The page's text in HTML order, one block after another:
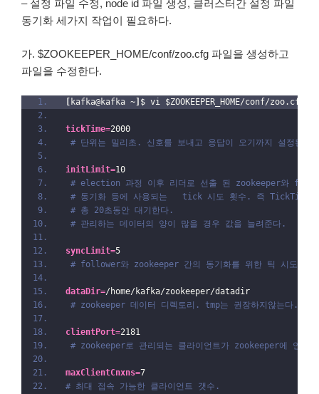
– 설정 파일 수정, node id 파일 생성, 클러스터간 설정 파일
동기화 세가지 작업이 필요하다.
가. $ZOOKEEPER_HOME/conf/zoo.cfg 파일을 생성하고
파일을 수정한다.
kafka@kafka ~ $ vi $ZOOKEEPER_HOME/conf/zoo.cfg
tickTime=2000
# 단위는 밀리초. 신호를 보내고 응답이 오기까지 설정된 시
initLimit=10
# election 과정 이후 리더로 선출 된 zookeeper와
# 동기화 등에 사용되는   tick 시도 횟수. 즉
# 총 20초동안 대기한다.
# 관리하는 데이터의 양이 많을 경우 값을 늘려준다.
syncLimit=5
# follower와 zookeeper 간의 동기화를 위한 틱 시도 횟
dataDir=/home/kafka/zookeeper/datadir
# zookeeper 데이터 디렉토리. tmp는 권장하지않는다.
clientPort=2181
# zookeeper로 관리되는 클라이언트가 zookeeper에 연결
maxClientCnxns=7
# 최대 접속 가능한 클라이언트 갯수.